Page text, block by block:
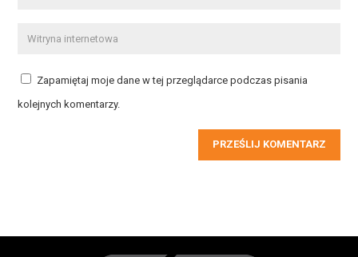
Zapamiętaj moje dane w tej przeglądarce podczas pisania
kolejnych komentarzy.
PRZEŚLIJ KOMENTARZ